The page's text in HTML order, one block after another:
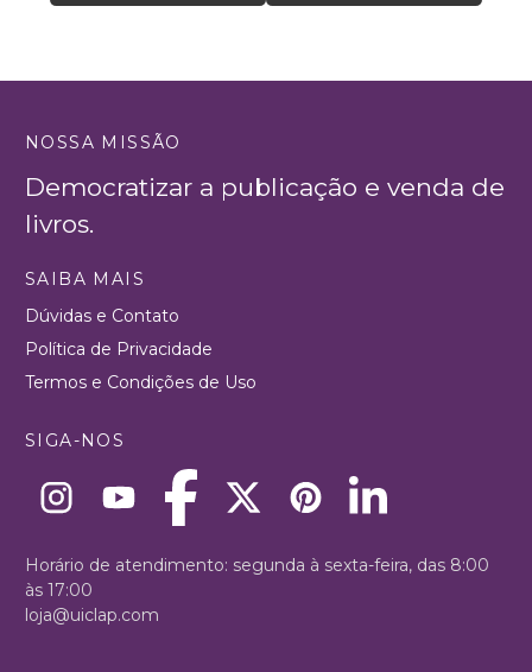
NOSSA MISSÃO
Democratizar a publicação e venda de
livros.
SAIBA MAIS
Dúvidas e Contato
Política de Privacidade
Termos e Condições de Uso
SIGA-NOS
Horário de atendimento: segunda à sexta-feira, das 8:00
às 17:00
loja@uiclap.com